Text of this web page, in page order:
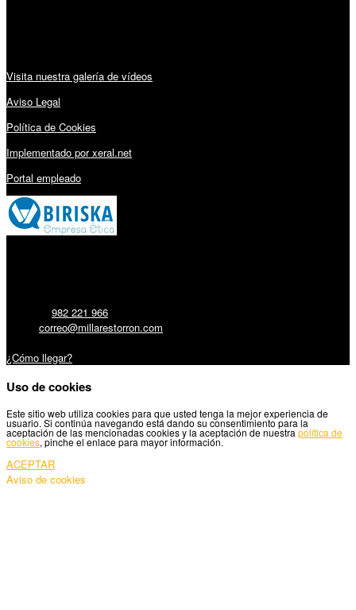
Visita nuestra galería de vídeos
Aviso Legal
Política de Cookies
Implementado por xeral.net
Portal empleado
982 221 966
correo@millarestorron.com
¿Cómo llegar?
Uso de cookies
Este sitio web utiliza cookies para que usted tenga la mejor experiencia de
usuario. Si continúa navegando está dando su consentimiento para la
aceptación de las mencionadas cookies y la aceptación de nuestra política de
cookies, pinche el enlace para mayor información.
ACEPTAR
Aviso de cookies